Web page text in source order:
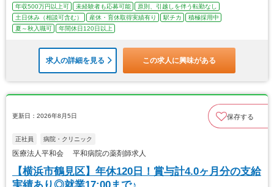
年収500万円以上可 未経験者も応募可能
原則、引越しを伴う転勤なし
土日休み（相談可含む）
産休・育休取得実績有り 駅チカ
積極採用中
夏～秋入職可
年間休日120日以上
求人の詳細を見る この求人に興味がある
更新日：2026年8月5日 保存する
正社員 病院・クリニック
医療法人平和会 平和病院の薬剤師求人
【横浜市鶴見区】年休120日！賞与計4.0ヶ月分の支給